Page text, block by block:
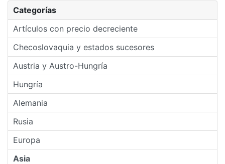
Categorías
Artículos con precio decreciente
Checoslovaquia y estados sucesores
Austria y Austro-Hungría
Hungría
Alemania
Rusia
Europa
Asia